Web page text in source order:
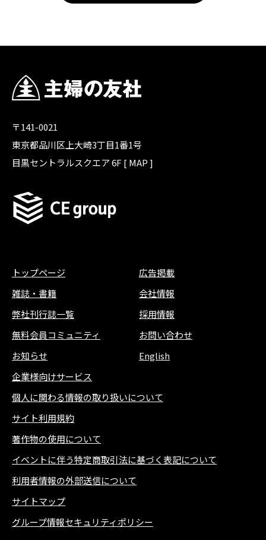
〒141-0021
東京都品川区上大崎3丁目1番1号
目黒セントラルスクエア 6F [ MAP]
トップページ
雑誌 ・ 書籍
弊社刊行誌一覧
無料会員コミュニティ
お知らせ
企業様向けサービス
広告掲載
会社情報
採用情報
お問い合わせ
English
個人に関わる情報の取り扱いについて
サイト利用規約
著作物の使用について
イベントに伴う特定商取引法に基づく表記について
利用者情報の外部送信について
サイトマップ
グループ情報セキュリティポリシー